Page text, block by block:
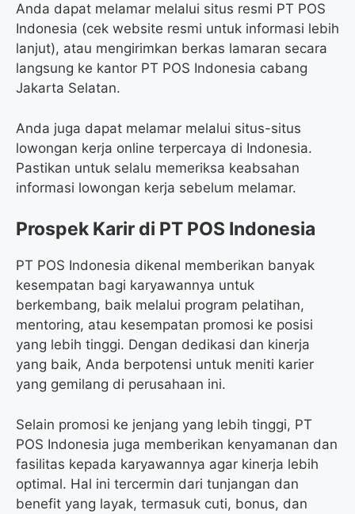
Anda dapat melamar melalui situs resmi PT POS
Indonesia (cek website resmi untuk informasi lebih
lanjut), atau mengirimkan berkas lamaran secara
langsung ke kantor PT POS Indonesia cabang
Jakarta Selatan.
Anda juga dapat melamar melalui situs-situs
lowongan kerja online terpercaya di Indonesia.
Pastikan untuk selalu memeriksa keabsahan
informasi lowongan kerja sebelum melamar.
Prospek Karir di PT POS Indonesia
PT POS Indonesia dikenal memberikan banyak
kesempatan bagi karyawannya untuk
berkembang, baik melalui program pelatihan,
mentoring, atau kesempatan promosi ke posisi
yang lebih tinggi. Dengan dedikasi dan kinerja
yang baik, Anda berpotensi untuk meniti karier
yang gemilang di perusahaan ini.
Selain promosi ke jenjang yang lebih tinggi, PT
POS Indonesia juga memberikan kenyamanan dan
fasilitas kepada karyawannya agar kinerja lebih
optimal. Hal ini tercermin dari tunjangan dan
benefit yang layak, termasuk cuti, bonus, dan